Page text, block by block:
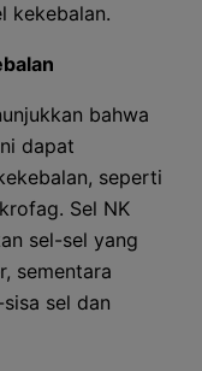
kekebalan.
bahwa
dapat
seperti
Sel NK
sel-sel yang
sementara
sel dan